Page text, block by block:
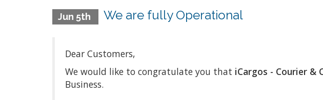
Jun 5th We are fully Operational
Dear Customers,
We would like to congratulate you that iCargos - Courier &
Business.